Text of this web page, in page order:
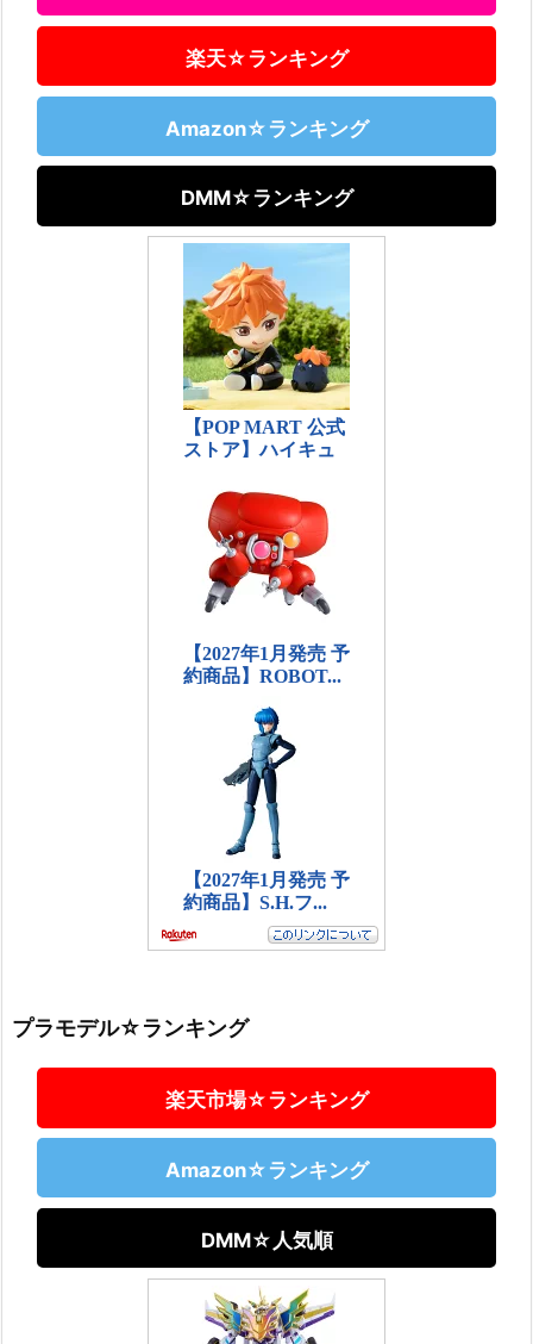
楽天☆ランキング
Amazon☆ランキング
DMM☆ランキング
プラモデル☆ランキング
楽天市場☆ランキング
Amazon☆ランキング
DMM☆人気順